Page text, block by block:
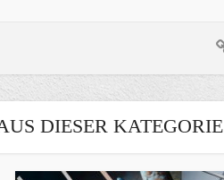
DIESER KATEGORIE